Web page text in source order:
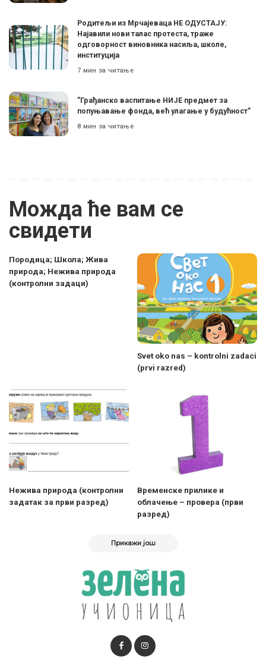
Родитељи из Мрчајеваца НЕ ОДУСТАЈУ:
Најавили нови талас протеста, траже
одговорност виновника насиља, школе,
институција
7 мин за читање
”Грађанско васпитање НИЈЕ предмет за
попуњавање фонда, већ улагање у будућност”
8 мин за читање
Можда ће вам се
свидети
Породица; Школа; Жива
природа; Нежива природа
(контролни задаци)
Svet oko nas – kontrolni zadaci
(prvi razred)
Нежива природа (контролни
задатак за први разред)
Временске прилике и
облачење – провера (први
разред)
Прикажи још